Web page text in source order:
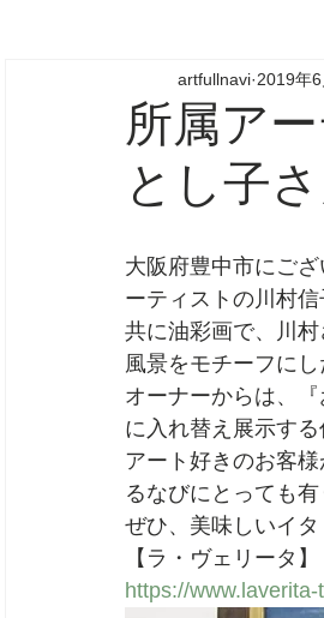
所属ア
とし子
artfullnavi 2019年
大阪府豊中市にご
ーティストの川村
共に油彩画で、川
風景をモチーフに
オーナーからは、
に入れ替え展示す
アート好きのお客
るなびにとっても
ぜひ、美味しいイ
【ラ・ヴェリータ】
https://